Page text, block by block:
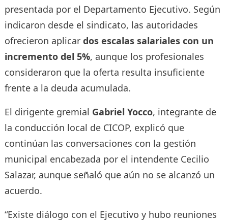
presentada por el Departamento Ejecutivo. Según
indicaron desde el sindicato, las autoridades
ofrecieron aplicar dos escalas salariales con un
incremento del 5%, aunque los profesionales
consideraron que la oferta resulta insuficiente
frente a la deuda acumulada.
El dirigente gremial Gabriel Yocco, integrante de
la conducción local de CICOP, explicó que
continúan las conversaciones con la gestión
municipal encabezada por el intendente Cecilio
Salazar, aunque señaló que aún no se alcanzó un
acuerdo.
“Existe diálogo con el Ejecutivo y hubo reuniones